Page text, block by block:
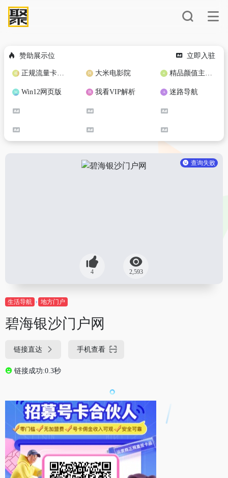
赞助展示位 立即入驻
正规流量卡免费加盟合作 大米电影院 精品颜值主播定制
Win12网页版 我看VIP解析 迷路导航
查询失败
4 2,593
生活导航 地方门户
碧海银沙门户网
链接直达 手机查看
链接成功:0.3秒